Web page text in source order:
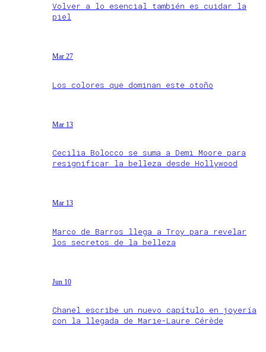
Volver a lo esencial también es cuidar la
piel
Mar 27
Los colores que dominan este otoño
Mar 13
Cecilia Bolocco se suma a Demi Moore para
resignificar la belleza desde Hollywood
Mar 13
Marco de Barros llega a Troy para revelar
los secretos de la belleza
Jun 10
Chanel escribe un nuevo capítulo en joyería
con la llegada de Marie-Laure Cérède